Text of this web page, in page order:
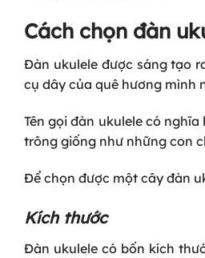
Cách chọn đàn
Đàn ukulele được sáng tạo
cụ dây của quê hương mình
Tên gọi đàn ukulele có
trông giống như những con
Để chọn được một cây đàn
Kích thước
Đàn ukulele có bốn kích